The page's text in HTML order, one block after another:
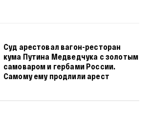
Суд арестовал вагон-ресторан
кума Путина Медведчука с золотым
самоваром и гербами России.
Самому ему продлили арест